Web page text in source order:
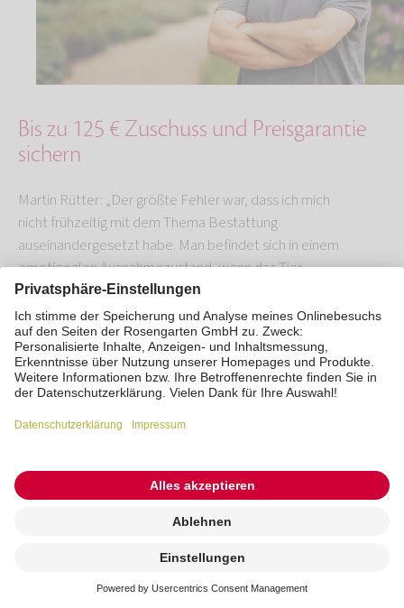
beauftragen
Bis zu 125 € Zuschuss und Preisgarantie
sichern
Martin Rütter: „Der größte Fehler war, dass ich mich
nicht frühzeitig mit dem Thema Bestattung
auseinandergesetzt habe. Man befindet sich in einem
emotionalen Ausnahmezustand, wenn das Tier
gestorben ist.“
ROSENGARTEN-Vorsorge